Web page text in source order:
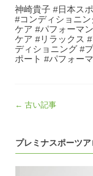
神崎貴子 #日本ス
#コンディショニ
ケア #パフォーマ
ケア #リラックス
ディショニング #
ポート #パフォー
Post
← 古い記事
プレミナスポーツ